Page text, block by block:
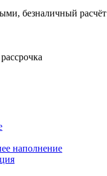
безналичный расчёт
наполнение